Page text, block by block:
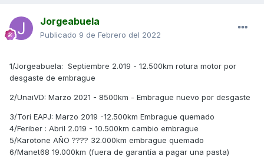
Jorgeabuela
Publicado 9 de Febrero del 2022
1/Jorgeabuela: Septiembre 2.019 - 12.500km rotura motor por
desgaste de embrague
2/UnaiVD: Marzo 2021 - 8500km - Embrague nuevo por desgaste
3/Tori EAPJ: Marzo 2019 -12.500km Embrague quemado
4/Feriber : Abril 2.019 - 10.500km cambio embrague
5/Karotone AÑO ???? 32.000km embrague quemado
6/Manet68 19.000km (fuera de garantía a pagar una pasta)